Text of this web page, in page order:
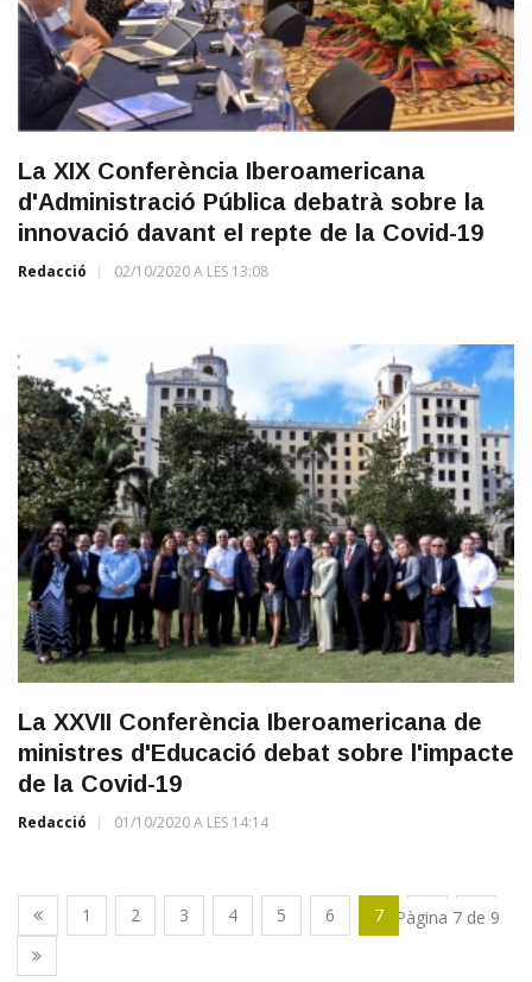
La XIX Conferència Iberoamericana
d'Administració Pública debatrà sobre la
innovació davant el repte de la Covid-19
Redacció 02/10/2020 A LES 13:08
La XXVII Conferència Iberoamericana de
ministres d'Educació debat sobre l'impacte
de la Covid-19
Redacció 01/10/2020 A LES 14:14
1 2 3 4 5 6 7 8 9
Pàgina 7 de 9